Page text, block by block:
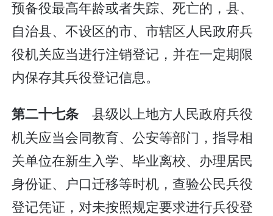
预备役最高年龄或者失踪、死亡的，县、
自治县、不设区的市、市辖区人民政府兵
役机关应当进行注销登记，并在一定期限
内保存其兵役登记信息。
第二十七条县级以上地方人民政府兵役
机关应当会同教育、公安等部门，指导相
关单位在新生入学、毕业离校、办理居民
身份证、户口迁移等时机，查验公民兵役
登记凭证，对未按照规定要求进行兵役登